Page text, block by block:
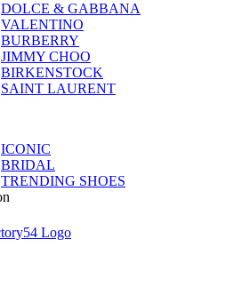
DOLCE & GABBANA
VALENTINO
BURBERRY
JIMMY CHOO
BIRKENSTOCK
SAINT LAURENT
ICONIC
BRIDAL
TRENDING SHOES